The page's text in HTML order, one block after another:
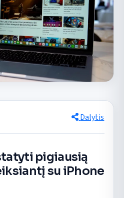
Dalytis
pigiausią
su iPhone